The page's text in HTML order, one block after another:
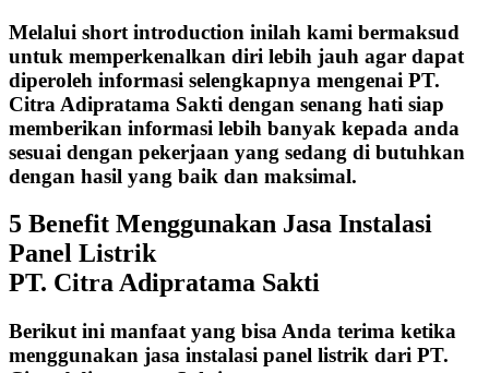
Melalui short introduction inilah kami bermaksud
untuk memperkenalkan diri lebih jauh agar dapat
diperoleh informasi selengkapnya mengenai PT.
Citra Adipratama Sakti dengan senang hati siap
memberikan informasi lebih banyak kepada anda
sesuai dengan pekerjaan yang sedang di butuhkan
dengan hasil yang baik dan maksimal.
5 Benefit Menggunakan Jasa Instalasi
Panel Listrik
PT. Citra Adipratama Sakti
Berikut ini manfaat yang bisa Anda terima ketika
menggunakan jasa instalasi panel listrik dari PT.